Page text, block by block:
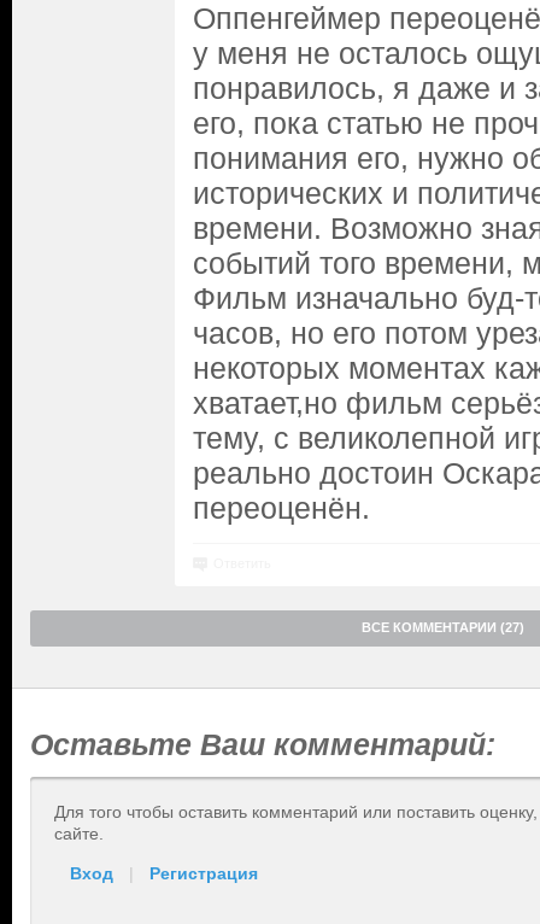
Оппенгеймер
у меня не осталось
понравилось, я даже и
его, пока статью не
понимания его, нужно
исторических и
времени. Возможно
событий того времени,
Фильм изначально
часов, но его потом
некоторых моментах
хватает,но фильм
тему, с великолепной
реально достоин
переоценён.
ВСЕ КОММЕНТАРИИ (27)
Оставьте Ваш комментарий:
Для того чтобы оставить комментарий или поставить
сайте.
Вход | Регистрация